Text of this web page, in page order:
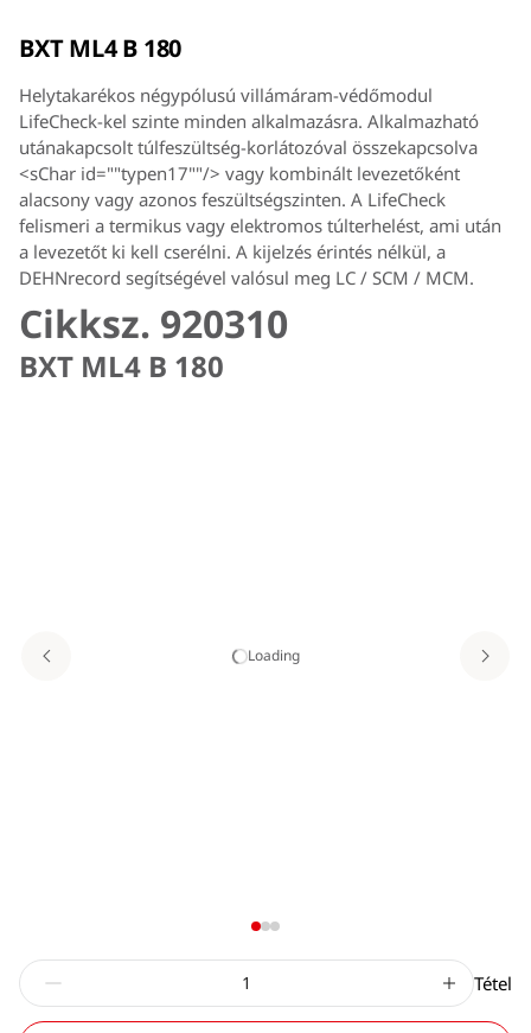
BXT ML4 B 180
Helytakarékos négypólusú villámáram-védőmodul
LifeCheck-kel szinte minden alkalmazásra. Alkalmazható
utánakapcsolt túlfeszültség-korlátozóval összekapcsolva
<sChar id=""typen17""/> vagy kombinált levezetőként
alacsony vagy azonos feszültségszinten. A LifeCheck
felismeri a termikus vagy elektromos túlterhelést, ami után
a levezetőt ki kell cserélni. A kijelzés érintés nélkül, a
DEHNrecord segítségével valósul meg LC / SCM / MCM.
Cikksz. 920310
BXT ML4 B 180
Loading
Tétel